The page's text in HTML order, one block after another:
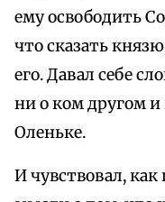
ему освободить
что сказать
его. Давал себе
ни о ком другом и
Оленьке.
И чувствовал,